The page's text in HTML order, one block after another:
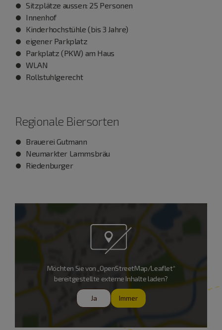
Sitzplätze aussen: 25 Personen
Innenhof
Kinderhochstühle (bis 3 Jahre)
eigener Parkplatz
Parkplatz (PKW) am Haus
WLAN
Rollstuhlgerecht
Regionale Biersorten
Brauerei Gutmann
Neumarkter Lammsbräu
Riedenburger
Möchten Sie von „OpenStreetMap/Leaflet“
bereitgestellte externe Inhalte laden?
Ja Immer